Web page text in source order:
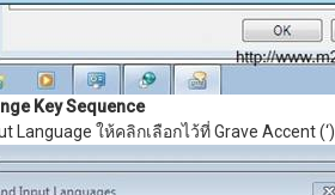
Key Sequence
Language ให้คลิกเลือกไว้ที่ Grave Accent (‘)